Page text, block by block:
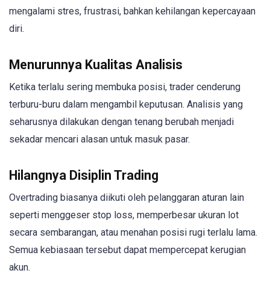
mengalami stres, frustrasi, bahkan kehilangan kepercayaan
diri.
Menurunnya Kualitas Analisis
Ketika terlalu sering membuka posisi, trader cenderung
terburu-buru dalam mengambil keputusan. Analisis yang
seharusnya dilakukan dengan tenang berubah menjadi
sekadar mencari alasan untuk masuk pasar.
Hilangnya Disiplin Trading
Overtrading biasanya diikuti oleh pelanggaran aturan lain
seperti menggeser stop loss, memperbesar ukuran lot
secara sembarangan, atau menahan posisi rugi terlalu lama.
Semua kebiasaan tersebut dapat mempercepat kerugian
akun.